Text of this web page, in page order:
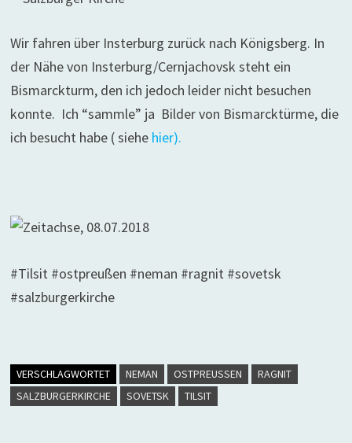
Wir fahren über Insterburg zurück nach Königsberg. In
der Nähe von Insterburg/Cernjachovsk steht ein
Bismarckturm, den ich jedoch leider nicht besuchen
konnte. Ich “sammle” ja Bilder von Bismarcktürme, die
ich besucht habe ( siehehier).
#Tilsit #ostpreußen #neman #ragnit #sovetsk
#salzburgerkirche
VERSCHLAGWORTET NEMAN OSTPREUSSEN
RAGNIT
SALZBURGERKIRCHE
SOVETSK TILSIT